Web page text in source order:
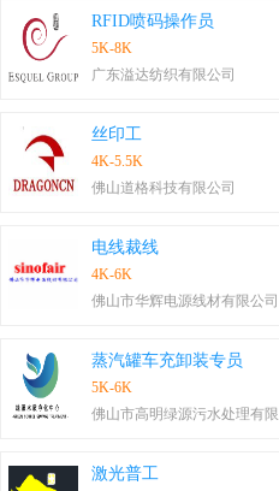
RFID喷码操作员
5K-8K
广东溢达纺织有限公司
丝印工
4K-5.5K
佛山道格科技有限公司
电线裁线
4K-6K
佛山市华辉电源线材有限公司
蒸汽罐车充卸装专员
5K-6K
佛山市高明绿源污水处理有限
激光普工